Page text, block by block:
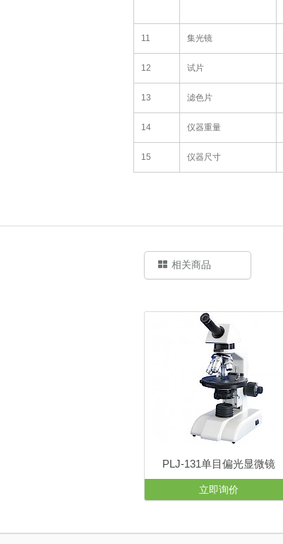
11 集光镜
12 试片
13 滤色片
14 仪器重量
15 仪器尺寸
相关商品
PLJ-131单目偏光显微镜
立即询价